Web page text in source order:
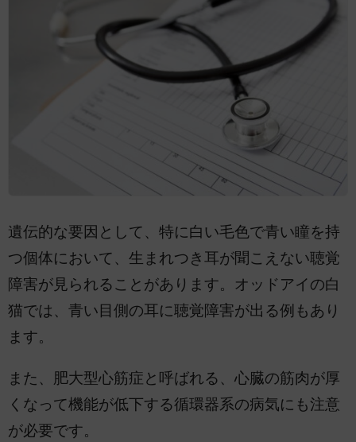
遺伝的な要因として、特に白い毛色で青い瞳を持
つ個体において、生まれつき耳が聞こえない聴覚
障害が見られることがあります。オッドアイの白
猫では、青い目側の耳に聴覚障害が出る例もあり
ます。
また、肥大型心筋症と呼ばれる、心臓の筋肉が厚
くなって機能が低下する循環器系の病気にも注意
が必要です。